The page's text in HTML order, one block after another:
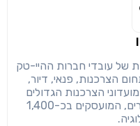
המשך לאתר
של עובדי חברות ההיי-טק
הצרכנות, פנאי, דיור,
הצרכנות הגדולים
בישראל, ומונה מעל 300 אלף חברים, המועסקים בכ-1,400